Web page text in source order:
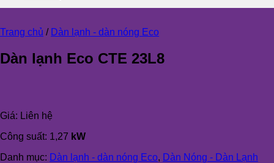
Trang chủ / Dàn lạnh - dàn nóng Eco
Dàn lạnh Eco CTE 23L8
Giá: Liên hệ
Công suất: 1,27 kW
Danh mục: Dàn lạnh - dàn nóng Eco, Dàn Nóng - Dàn Lạnh